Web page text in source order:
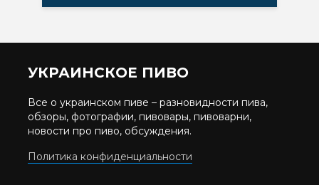
УКРАИНСКОЕ ПИВО
Все о украинском пиве – разновидности пива,
обзоры, фотографии, пивовары, пивоварни,
новости про пиво, обсуждения.
Политика конфиденциальности